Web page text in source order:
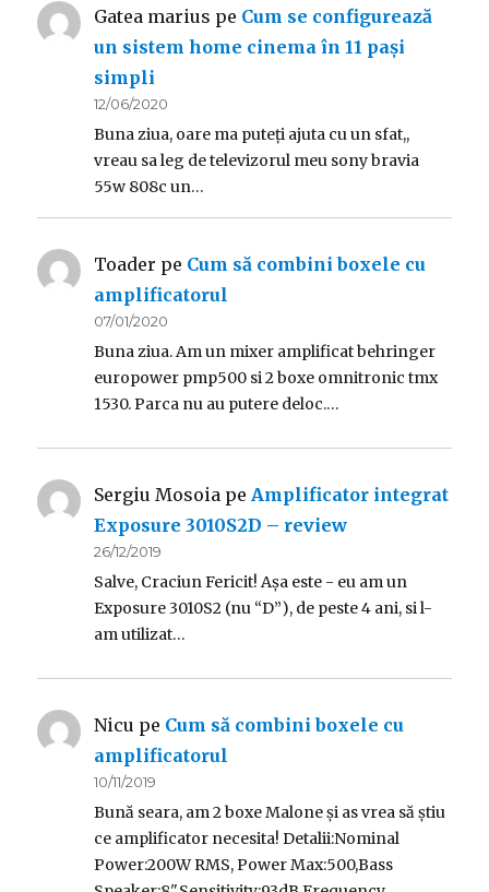
Gatea marius pe Cum se configurează
un sistem home cinema în 11 pași
simpli
12/06/2020
Buna ziua, oare ma puteți ajuta cu un sfat,,
vreau sa leg de televizorul meu sony bravia
55w 808c un…
Toader pe Cum să combini boxele cu
amplificatorul
07/01/2020
Buna ziua. Am un mixer amplificat behringer
europower pmp500 si 2 boxe omnitronic tmx
1530. Parca nu au putere deloc.…
Sergiu Mosoia peAmplificator integrat
Exposure 3010S2D – review
26/12/2019
Salve, Craciun Fericit! Așa este - eu am un
Exposure 3010S2 (nu “D”), de peste 4 ani, si l-
am utilizat…
Nicu pe Cum să combini boxele cu
amplificatorul
10/11/2019
Bună seara, am 2 boxe Malone și as vrea să știu
ce amplificator necesita! Detalii:Nominal
Power:200W RMS, Power Max:500,Bass